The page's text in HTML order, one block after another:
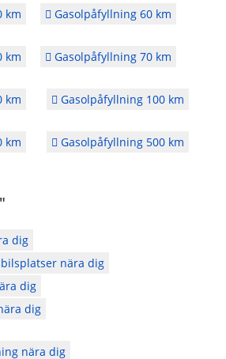
km Gasolpåfyllning 60 km
km Gasolpåfyllning 70 km
km Gasolpåfyllning 100 km
km Gasolpåfyllning 500 km
dig
nära dig
dig
dig
nära dig